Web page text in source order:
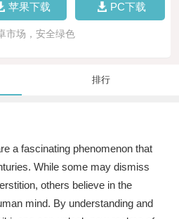
苹果下载 PC下载
市场，安全绿色
排行
a fascinating phenomenon that
While some may dismiss
others believe in the
mind. By understanding and